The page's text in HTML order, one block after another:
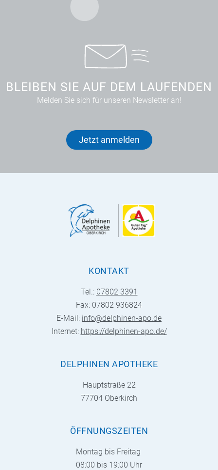
BLEIBEN SIE AUF DEM LAUFENDEN
Melden Sie sich für unseren Newsletter an!
Jetzt anmelden
KONTAKT
Tel.: 07802 3391
Fax: 07802 936824
E-Mail: info@delphinen-apo.de
Internet: https://delphinen-apo.de/
DELPHINEN APOTHEKE
Hauptstraße 22
77704 Oberkirch
ÖFFNUNGSZEITEN
Montag bis Freitag
08:00 bis 19:00 Uhr